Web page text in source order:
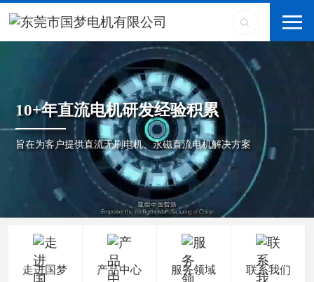
10+年直流电机研发经验积累
旨在为客户提供直流无刷电机、永磁直流电机解决方案
走进国梦 产品中心 服务领域 联系我们